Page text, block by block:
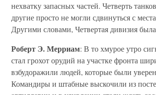
нехватку запасных частей. Четверть
другие просто не могли сдвинуться с
Другими словами, Четвертая дивизия
Роберт Э. Мерриам: В то хмурое утро
стал грохот орудий на участке фронта
взбудоражили людей, которые были
Командиры и штабные выскочили из